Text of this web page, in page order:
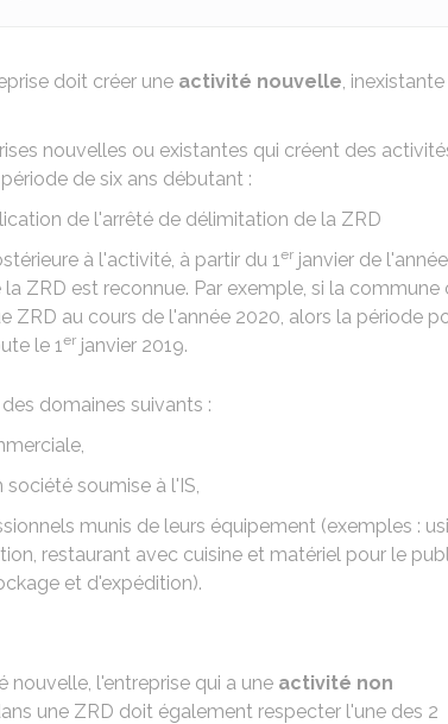
doit créer une activité nouvelle, inexistante
nouvelles ou existantes qui créent des
de six ans débutant :
de l'arrêté de délimitation de la ZRD
à l'activité, à partir du 1er janvier de l'année
ZRD est reconnue. Par exemple, si la commune
ZRD au cours de l'année 2020, alors la période
le 1er janvier 2019.
domaines suivants :
société soumise à l'IS,
munis de leurs équipement (exemples :
restaurant avec cuisine et matériel pour le
et d'expédition).
nouvelle, l'entreprise qui a une activité non
une ZRD doit également respecter l'une des 2